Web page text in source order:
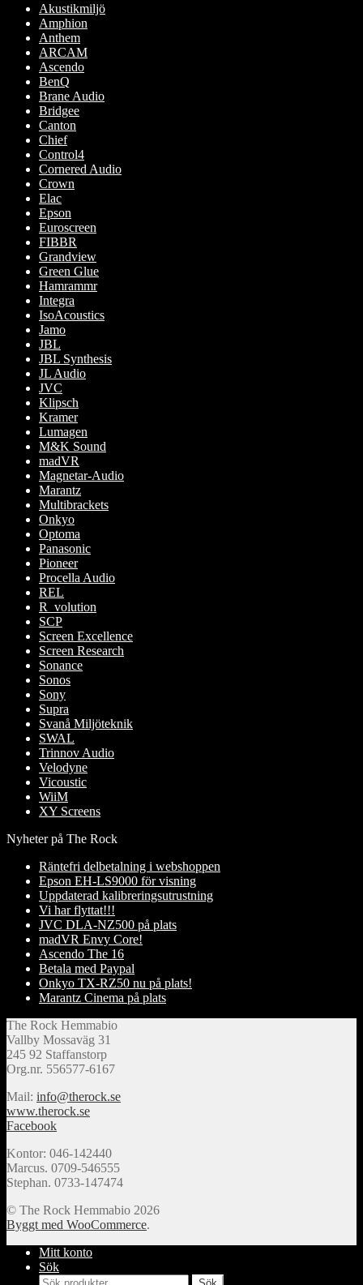
Akustikmiljö
Amphion
Anthem
ARCAM
Ascendo
BenQ
Brane Audio
Bridgee
Canton
Chief
Control4
Cornered Audio
Crown
Elac
Epson
Euroscreen
FIBBR
Grandview
Green Glue
Hamrammr
Integra
IsoAcoustics
Jamo
JBL
JBL Synthesis
JL Audio
JVC
Klipsch
Kramer
Lumagen
M&K Sound
madVR
Magnetar-Audio
Marantz
Multibrackets
Onkyo
Optoma
Panasonic
Pioneer
Procella Audio
REL
R_volution
SCP
Screen Excellence
Screen Research
Sonance
Sonos
Sony
Supra
Svanå Miljöteknik
SWAL
Trinnov Audio
Velodyne
Vicoustic
WiiM
XY Screens
Nyheter på The Rock
Räntefri delbetalning i webshoppen
Epson EH-LS9000 för visning
Uppdaterad kalibreringsutrustning
Vi har flyttat!!!
JVC DLA-NZ500 på plats
madVR Envy Core!
Ascendo The 16
Betala med Paypal
Onkyo TX-RZ50 nu på plats!
Marantz Cinema på plats
The Rock Hemmabio
Vallby Mossaväg 31
245 92 Staffanstorp
Org.nr. 556577-6167
Mail: info@therock.se
www.therock.se
Facebook
Kontor: 046-142440
Marcus. 0709-546555
Stephan. 0733-147474
© The Rock Hemmabio 2026
Byggt med WooCommerce.
Mitt konto
Sök
Sök